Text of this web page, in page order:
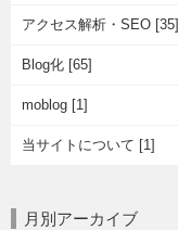
アクセス解析・SEO [35]
Blog化 [65]
moblog [1]
当サイトについて [1]
月別アーカイブ